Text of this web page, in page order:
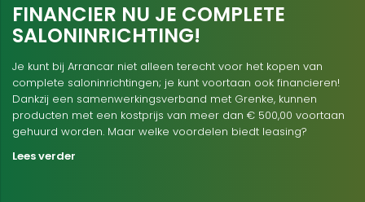
FINANCIER NU JE COMPLETE
SALONINRICHTING!
Je kunt bij Arrancar niet alleen terecht voor het kopen van
complete saloninrichtingen; je kunt voortaan ook financieren!
Dankzij een samenwerkingsverband met Grenke, kunnen
producten met een kostprijs van meer dan € 500,00 voortaan
gehuurd worden. Maar welke voordelen biedt leasing?
Lees verder